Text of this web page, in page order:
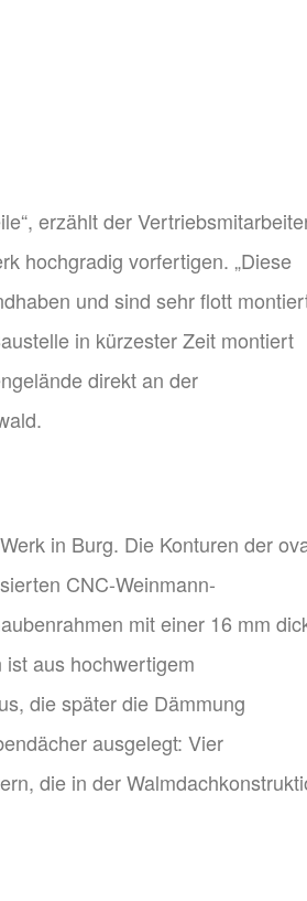
erzählt der
hochgradig vorfertigen. „Diese
und sind sehr flott
in kürzester Zeit montiert
direkt an der
in Burg. Die Konturen der
CNC-Weinmann-
mit einer 16 mm
aus hochwertigem
die später die Dämmung
ausgelegt: Vier
die in der